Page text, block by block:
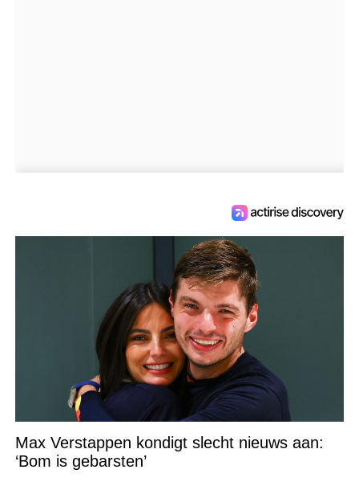
Max Verstappen kondigt slecht nieuws aan:
‘Bom is gebarsten’